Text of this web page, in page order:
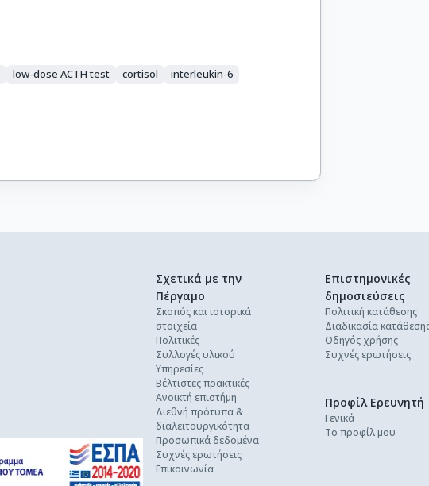
low-dose ACTH test cortisol
interleukin-6
Σχετικά με την
Πέργαμο
Σκοπός και ιστορικά
στοιχεία
Πολιτικές
Συλλογές υλικού
Υπηρεσίες
Βέλτιστες πρακτικές
Ανοικτή επιστήμη
Διεθνή πρότυπα &
διαλειτουργικότητα
Προσωπικά δεδομένα
Συχνές ερωτήσεις
Επικοινωνία
Επιστημονικές
δημοσιεύσεις
Πολιτική κατάθεσης
Διαδικασία
Οδηγός χρήσης
Συχνές ερωτήσεις
Προφίλ Ερευνητή
Γενικά
Το προφίλ μου